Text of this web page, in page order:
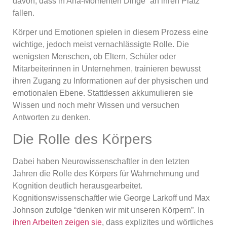
fallen.
Körper und Emotionen spielen in diesem Prozess eine
wichtige, jedoch meist vernachlässigte Rolle. Die
wenigsten Menschen, ob Eltern, Schüler oder
Mitarbeiterinnen in Unternehmen, trainieren bewusst
ihren Zugang zu Informationen auf der physischen und
emotionalen Ebene. Stattdessen akkumulieren sie
Wissen und noch mehr Wissen und versuchen
Antworten zu denken.
Die Rolle des Körpers
Dabei haben Neurowissenschaftler in den letzten
Jahren die Rolle des Körpers für Wahrnehmung und
Kognition deutlich herausgearbeitet.
Kognitionswissenschaftler wie George Larkoff und Max
Johnson zufolge “denken wir mit unseren Körpern”. In
ihren Arbeiten zeigen sie, dass explizites und wörtliches